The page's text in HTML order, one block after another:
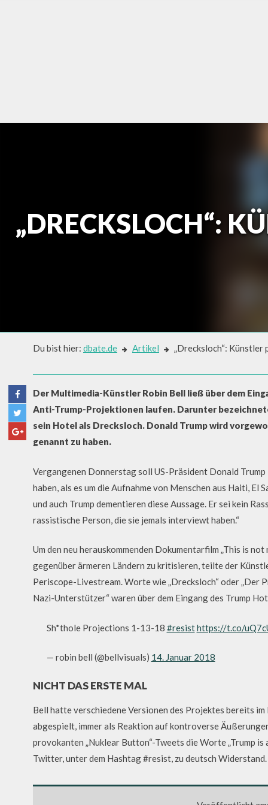
„DRECKSLOCH“:
Du bist hier: dbate.de Artikel „Drecksloch“: Künstler
„DRECKSLOCH“: KÜNSTLER
AUF TRUMP HOTEL
Der Multimedia-Künstler Robin Bell ließ über dem
Anti-Trump-Projektionen laufen. Darunter
sein Hotel als Drecksloch. Donald Trump wird
genannt zu haben.
Vergangenen Donnerstag soll US-Präsident Donald
haben, als es um die Aufnahme von Menschen aus Haiti,
und auch Trump dementieren diese Aussage. Er sei kein
rassistische Person, die sie jemals interviewt haben.“
Um den neu herauskommenden Dokumentarfilm „This is
gegenüber ärmeren Ländern zu kritisieren, teilte der
Periscope-Livestream. Worte wie „Drecksloch“ oder „Der
Nazi-Unterstützer“ waren über dem Eingang des Trump
Sh*thole Projections 1-13-18 #resisthttps://t.co/
— robin bell (@bellvisuals) 14. Januar 2018
NICHT DAS ERSTE MAL
Bell hatte verschiedene Versionen des Projektes bereits
abgespielt, immer als Reaktion auf kontroverse
provokanten „Nuklear Button“-Tweets die Worte „Trump
Twitter, unter dem Hashtag #resist, zu deutsch Widerstand.